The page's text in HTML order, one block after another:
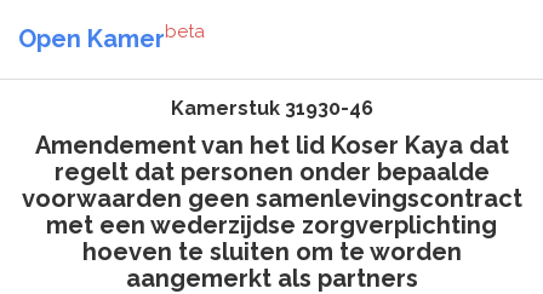
Open Kamerbeta
Kamerstuk 31930-46
Amendement van het lid Koser Kaya dat
regelt dat personen onder bepaalde
voorwaarden geen samenlevingscontract
met een wederzijdse zorgverplichting
hoeven te sluiten om te worden
aangemerkt als partners